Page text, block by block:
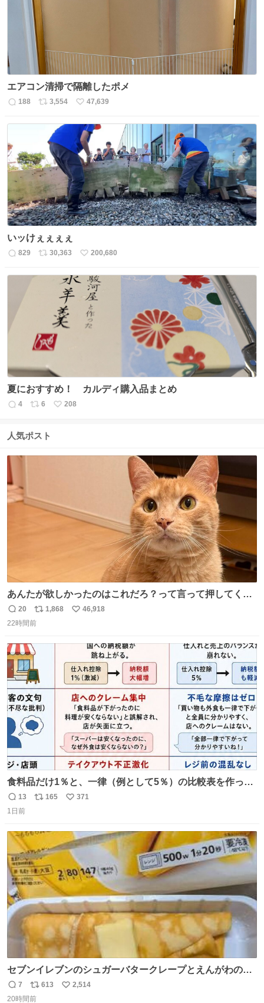
数
エアコン清掃で隔離したポメ
返
188
リ
数
3,554
い
ね
数
47,639
いッけぇぇぇぇ
返
829
リ
30,363
い
ね
数
200,680
夏におすすめ！ カルディ購入品まとめ
返
数
4
リ
ス
数
6
い
208
人気ポスト
あんたが欲しかったのはこれだろ？って言って押してくれ
た手形がコチラ
返
信
20
リ
ポ
ト
1,868
い
46,918
22時間前
食料品だけ1％と、一律（例として5％）の比較表を作って
みました。 参考になるかと思います。
返
信
13
リ
数
165
い
数
371
1日前
セブンイレブンのシュガーバタークレープとえんがわの寿
司を探している人へ！ シュガーバタークレープは目黒、品
川、蒲田、渋谷、川崎、横浜、鶴見、九州の一部エリア限
返
7
リ
613
い
2,514
20時間前